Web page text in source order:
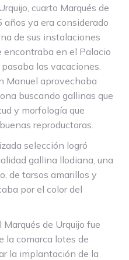
cuarto Marqués de
años ya era considerado
de sus instalaciones
en el Palacio
las vacaciones.
Manuel aprovechaba
buscando gallinas que
y morfología que
reproductoras.
selección logró
gallina llodiana, una
de tarsos amarillos y
por el color del
de Urquijo fue
la comarca lotes de
la implantación de la